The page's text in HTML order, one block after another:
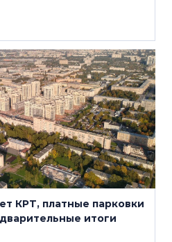
КРТ, платные парковки
итоги